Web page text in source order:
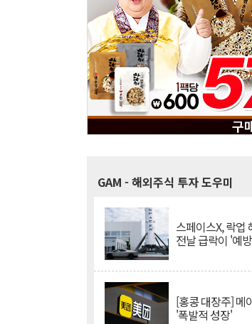
GAM - 해외주식 투자 도우미
스페이스X, 락업
전날 급락이 '예
[홍콩 대장주]
'폭발적 성장'